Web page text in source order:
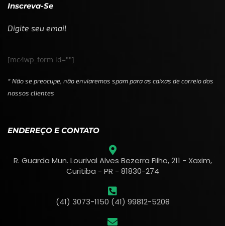
Inscreva-Se
Digite seu email
[mc4wp_form id=""]
* Não se preocupe, não enviaremos spam para as caixas de correio dos
nossos clientes
ENDEREÇO E CONTATO
R. Guarda Mun. Lourival Alves Bezerra Filho, 211 - Xaxim,
Curitiba - PR - 81830-274
(41) 3073-1150 (41) 99812-5208